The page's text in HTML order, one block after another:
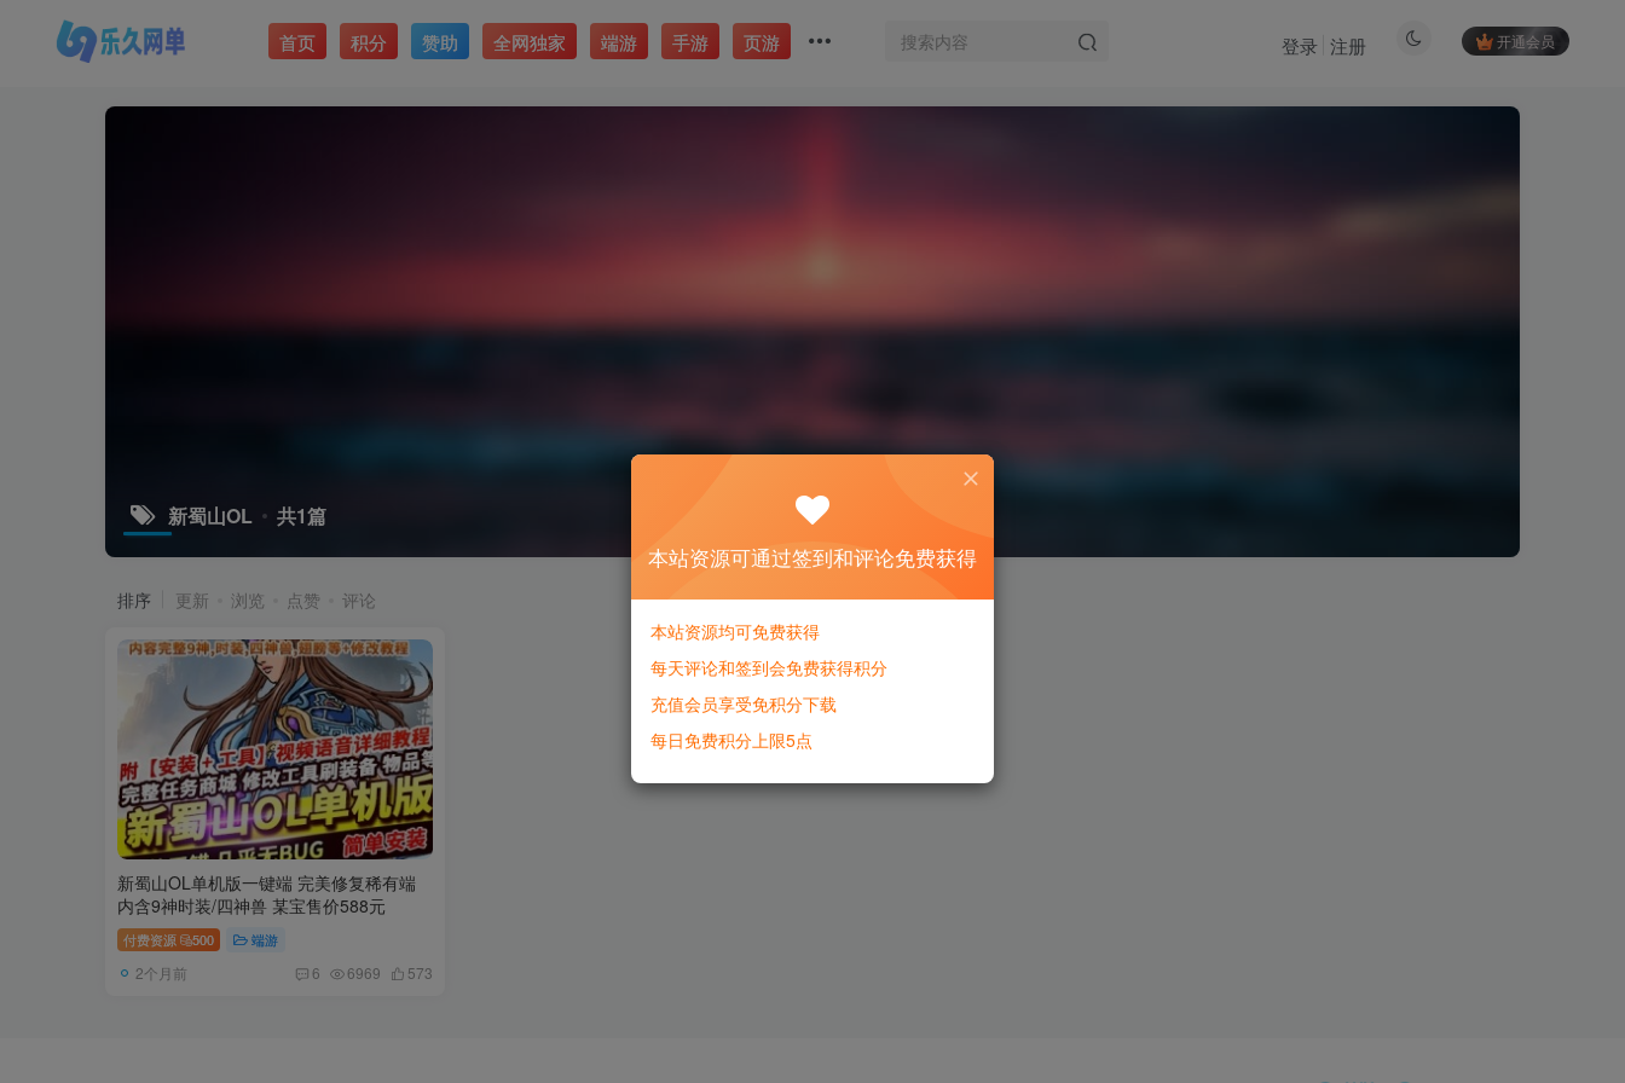
首页 积分 赞助 全网独家 端游 手游 页游 开通会员
登录 注册
新蜀山OL 共1篇
排序 更新 浏览 点赞 评论
新蜀山OL单机版一键端 完美修复稀有端
内含9神时装/四神兽 某宝售价588元
付费资源 500 端游
2个月前 6 6969 573
本站资源可通过签到和评论免费获得
本站资源均可免费获得
每天评论和签到会免费获得积分
充值会员享受免积分下载
每日免费积分上限5点